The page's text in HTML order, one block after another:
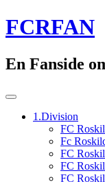
Skip
to
FCRFAN
En Fanside
1.Division
FC
Fc
FC
FC
FC